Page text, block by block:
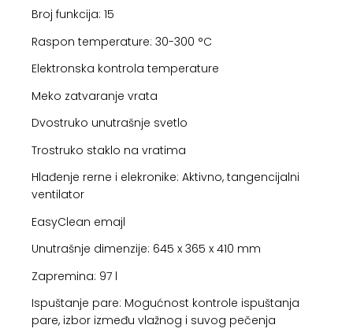
Broj funkcija: 15
Raspon temperature: 30-300 °C
Elektronska kontrola temperature
Meko zatvaranje vrata
Dvostruko unutrašnje svetlo
Trostruko staklo na vratima
Hlađenje rerne i elekronike: Aktivno, tangencijalni
ventilator
EasyClean emajl
Unutrašnje dimenzije: 645 x 365 x 410 mm
Zapremina: 97 l
Ispuštanje pare: Mogućnost kontrole ispuštanja
pare, izbor između vlažnog i suvog pečenja